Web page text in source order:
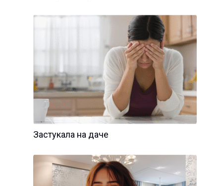
Застукала на даче